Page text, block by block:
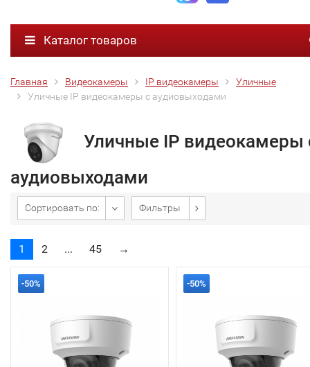
Каталог товаров
Главная Видеокамеры IP видеокамеры
Уличные
Уличные IP видеокамеры с аудиовыходами
Уличные IP видеокамеры
аудиовыходами
Сортировать по: Фильтры
1 2 ... 45 →
-50% -50%